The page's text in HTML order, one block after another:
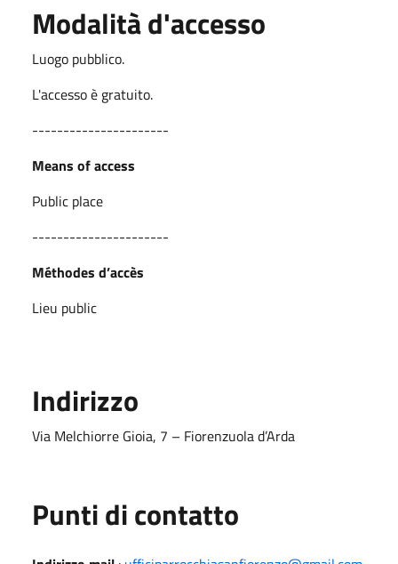
Modalità d'accesso
Luogo pubblico.
L'accesso è gratuito.
----------------------
Means of access
Public place
----------------------
Méthodes d’accès
Lieu public
Indirizzo
Via Melchiorre Gioia, 7 – Fiorenzuola d’Arda
Punti di contatto